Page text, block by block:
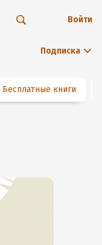
Подписка
Войти
Бесплатные книги